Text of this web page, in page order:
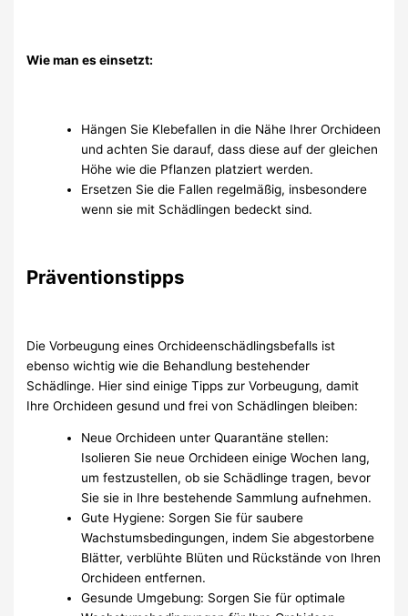
Wie man es einsetzt:
Hängen Sie Klebefallen in die Nähe Ihrer Orchideen
und achten Sie darauf, dass diese auf der gleichen
Höhe wie die Pflanzen platziert werden.
Ersetzen Sie die Fallen regelmäßig, insbesondere
wenn sie mit Schädlingen bedeckt sind.
Präventionstipps
Die Vorbeugung eines Orchideenschädlingsbefalls ist
ebenso wichtig wie die Behandlung bestehender
Schädlinge. Hier sind einige Tipps zur Vorbeugung, damit
Ihre Orchideen gesund und frei von Schädlingen bleiben:
Neue Orchideen unter Quarantäne stellen:
Isolieren Sie neue Orchideen einige Wochen lang,
um festzustellen, ob sie Schädlinge tragen, bevor
Sie sie in Ihre bestehende Sammlung aufnehmen.
Gute Hygiene: Sorgen Sie für saubere
Wachstumsbedingungen, indem Sie abgestorbene
Blätter, verblühte Blüten und Rückstände von Ihren
Orchideen entfernen.
Gesunde Umgebung: Sorgen Sie für optimale